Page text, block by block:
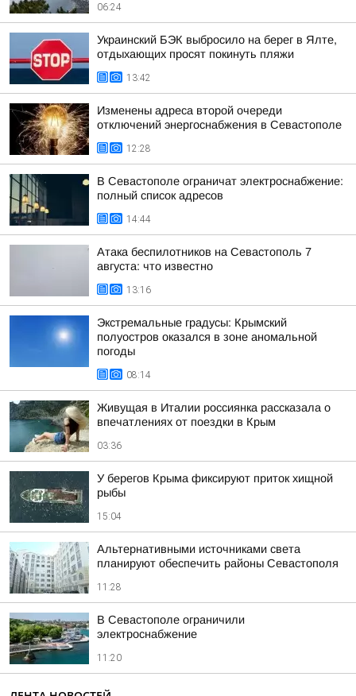
06:24
Украинский БЭК выбросило на берег в Ялте,
отдыхающих просят покинуть пляжи
13:42
Изменены адреса второй очереди
отключений энергоснабжения в Севастополе
12:28
В Севастополе ограничат электроснабжение:
полный список адресов
14:44
Атака беспилотников на Севастополь 7
августа: что известно
13:16
Экстремальные градусы: Крымский
полуостров оказался в зоне аномальной
погоды
08:14
Живущая в Италии россиянка рассказала о
впечатлениях от поездки в Крым
03:36
У берегов Крыма фиксируют приток хищной
рыбы
15:04
Альтернативными источниками света
планируют обеспечить районы Севастополя
11:28
В Севастополе ограничили
электроснабжение
11:20